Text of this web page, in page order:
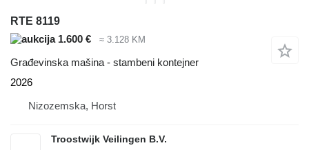
RTE 8119
1.600 €
≈ 3.128 KM
Građevinska mašina - stambeni kontejner
2026
Nizozemska, Horst
Troostwijk Veilingen B.V.